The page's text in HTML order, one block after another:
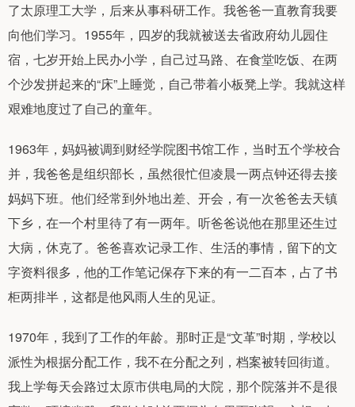
了太原理工大学，后来从事科研工作。我爸爸一直教育我要
向他们学习。1955年，四岁的我就被送去省政府幼儿园住
宿，七岁开始上民办小学，自己过马路、在食堂吃饭、在两
个沙发拼起来的“床”上睡觉，自己带着小板凳上学。我就这样
艰难地度过了自己的童年。
1963年，妈妈被调到财经学院图书馆工作，当时五个学校合
并，我爸爸是组织部长，虽然很忙但凌晨一两点钟还得去接
妈妈下班。他们经常到外地出差、开会，有一次爸爸去天镇
下乡，在一个村里待了有一两年。听爸爸说他在那里还生过
大病，休克了。爸爸喜欢记录工作、生活的事情，留下的文
字资料很多，他的工作笔记保存下来的有一二百本，占了书
柜两排半，这都是他风雨人生的见证。
1970年，我到了工作的年龄。那时正是“文革”时期，学校以
派性为根据分配工作，我不在分配之列，档案被转回街道。
我上学每天会路过太原市供电局的大院，那个院落并不是很